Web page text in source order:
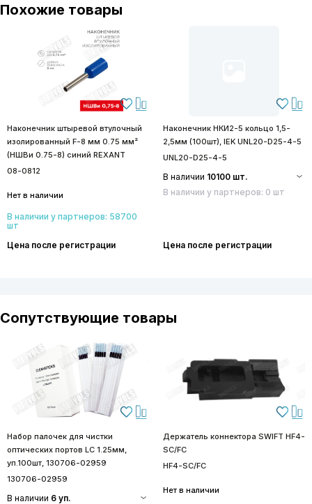
Похожие товары
Наконечник штыревой втулочный
изолированный F-8 мм 0.75 мм²
(НШВи 0.75-8) синий REXANT
08-0812
Нет в наличии
В наличии у партнеров: 58700
шт
Цена после регистрации
Наконечник НКИ2-5 кольцо 1,5-
2,5мм (100шт), IEK UNL20-D25-4-5
UNL20-D25-4-5
В наличии 10100 шт.
В наличии у партнеров: 0 шт
Цена после регистрации
Сопутствующие товары
Набор палочек для чистки
оптических портов LC 1.25мм,
уп.100шт, 130706-02959
130706-02959
В наличии 6 уп.
Держатель коннектора SWIFT HF4-
SC/FC
HF4-SC/FC
Нет в наличии